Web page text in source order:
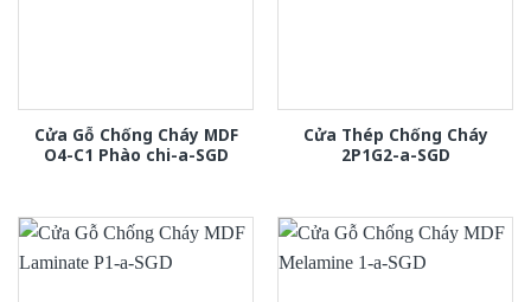
Cửa Gỗ Chống Cháy MDF
O4-C1 Phào chi-a-SGD
Cửa Thép Chống Cháy
2P1G2-a-SGD